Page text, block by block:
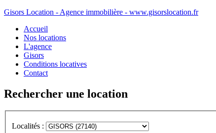
Gisors Location - Agence immobilière - www.gisorslocation.fr
Accueil
Nos locations
L'agence
Gisors
Conditions locatives
Contact
Rechercher une location
Localités :